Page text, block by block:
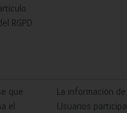
RGPD.
que
el
La información
Usuarios